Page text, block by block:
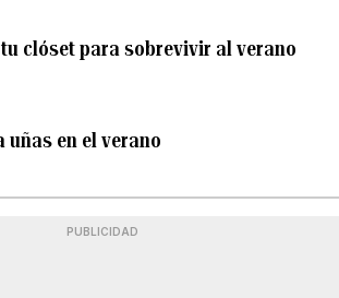
clóset para sobrevivir al verano
uñas en el verano
PUBLICIDAD